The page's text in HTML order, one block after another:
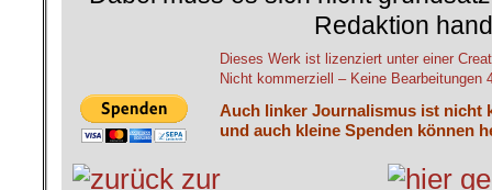
Redaktion
Dieses Werk ist lizenziert unter einer
Nicht kommerziell – Keine Bearbeitungen
Auch linker Journalismus ist nicht
und auch kleine Spenden können